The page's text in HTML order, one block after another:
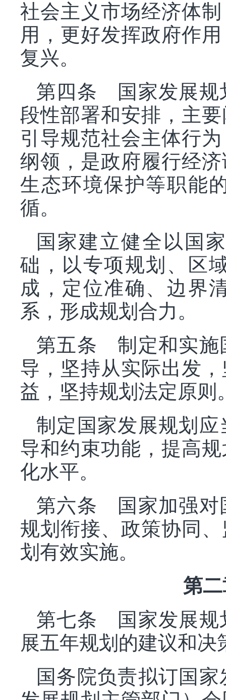
社会主义市场经济体
用，更好发挥政府作
复兴。
第四条 国家发展规
段性部署和安排，主
引导规范社会主体行
纲领，是政府履行经
生态环境保护等职能
循。
国家建立健全以国
础，以专项规划、区
成，定位准确、边界
系，形成规划合力。
第五条 制定和实施
导，坚持从实际出发
益，坚持规划法定原则
制定国家发展规划
导和约束功能，提高
化水平。
第六条 国家加强对
规划衔接、政策协同
划有效实施。
第
第七条 国家发展规
展五年规划的建议和
国务院负责拟订国